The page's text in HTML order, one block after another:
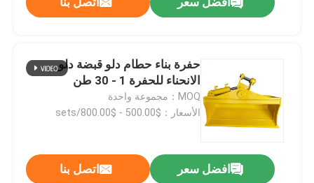
حفرة بناء حطام دلو قبضة دلو
الانحناء للحفرة 1 - 30 طن
MOQ：مجموعة واحدة
الأسعار：$500.00 - $800.00/sets
افضل سعر اتصل بنا